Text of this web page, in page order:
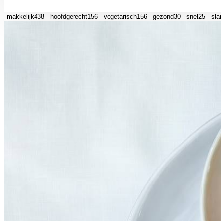
makkelijk438 hoofdgerecht156 vegetarisch156 gezond30 snel 25